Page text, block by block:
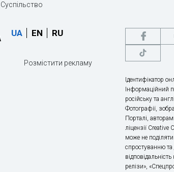
Суспільство
UA EN RU
Розмістити рекламу
Ідентифікатор
Інформаційний
російську та
Фотографії,
Порталі,
ліцензії
може не
спростуванню та
релізи»,